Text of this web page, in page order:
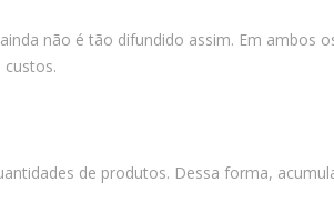
não é tão difundido assim. Em ambos
de produtos. Dessa forma,